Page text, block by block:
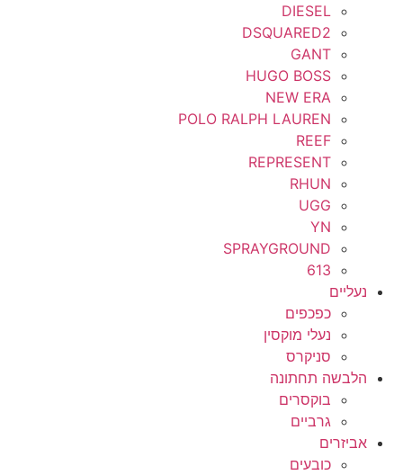
DIESEL
DSQUARED2
GANT
HUGO BOSS
NEW ERA
POLO RALPH LAUREN
REEF
REPRESENT
RHUN
UGG
YN
SPRAYGROUND
613
נעליים
כפכפים
נעלי מוקסין
סניקרס
הלבשה תחתונה
בוקסרים
גרביים
אביזרים
כובעים